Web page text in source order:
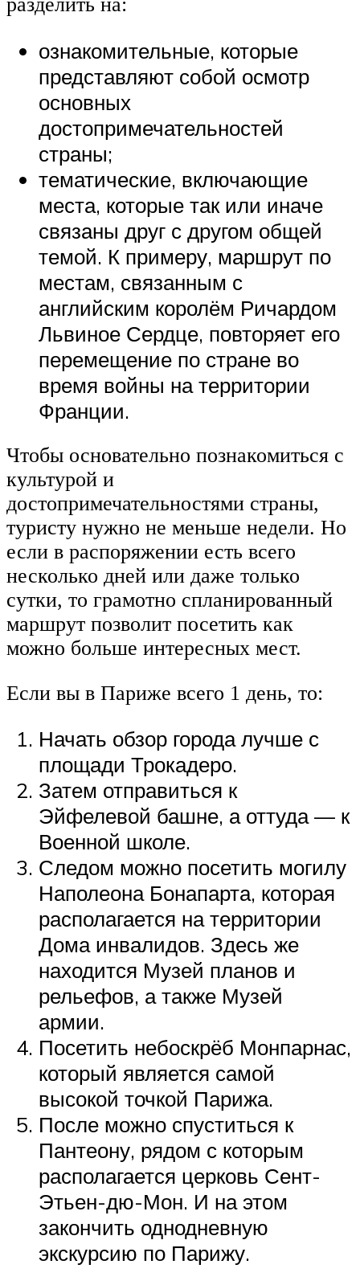
ознакомительные, которые
представляют собой осмотр
основных
достопримечательностей
страны;
тематические, включающие
места, которые так или иначе
связаны друг с другом общей
темой. К примеру, маршрут по
местам, связанным с
английским королём Ричардом
Львиное Сердце, повторяет его
перемещение по стране во
время войны на территории
Франции.
Чтобы основательно познакомиться с
культурой и
достопримечательностями страны,
туристу нужно не меньше недели. Но
если в распоряжении есть всего
несколько дней или даже только
сутки, то грамотно спланированный
маршрут позволит посетить как
можно больше интересных мест.
Если вы в Париже всего 1 день, то:
Начать обзор города лучше с
площади Трокадеро.
Затем отправиться к
Эйфелевой башне, а оттуда — к
Военной школе.
Следом можно посетить могилу
Наполеона Бонапарта, которая
располагается на территории
Дома инвалидов. Здесь же
находится Музей планов и
рельефов, а также Музей
армии.
Посетить небоскрёб Монпарнас,
который является самой
высокой точкой Парижа.
После можно спуститься к
Пантеону, рядом с которым
располагается церковь Сент-
Этьен-дю-Мон. И на этом
закончить однодневную
экскурсию по Парижу.